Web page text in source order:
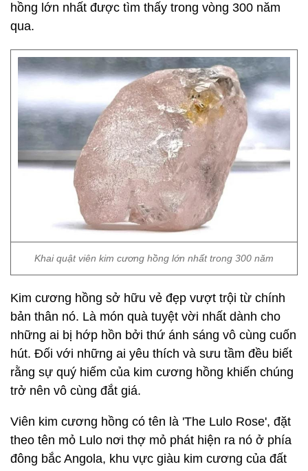
hồng lớn nhất được tìm thấy trong vòng 300 năm
qua.
Khai quật viên kim cương hồng lớn nhất trong 300 năm
Kim cương hồng sở hữu vẻ đẹp vượt trội từ chính
bản thân nó. Là món quà tuyệt vời nhất dành cho
những ai bị hớp hồn bởi thứ ánh sáng vô cùng cuốn
hút. Đối với những ai yêu thích và sưu tầm đều biết
rằng sự quý hiếm của kim cương hồng khiến chúng
trở nên vô cùng đắt giá.
Viên kim cương hồng có tên là 'The Lulo Rose', đặt
theo tên mỏ Lulo nơi thợ mỏ phát hiện ra nó ở phía
đông bắc Angola, khu vực giàu kim cương của đất